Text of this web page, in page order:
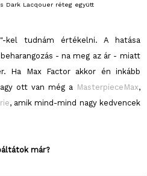
Dark Lacqouer réteg együtt
kel tudnám értékelni. A hatása
- na meg az ár - miatt
Ha Max Factor akkor én inkább
ott van még a MasterpieceMax,
, amik mind-mind nagy kedvencek
már?